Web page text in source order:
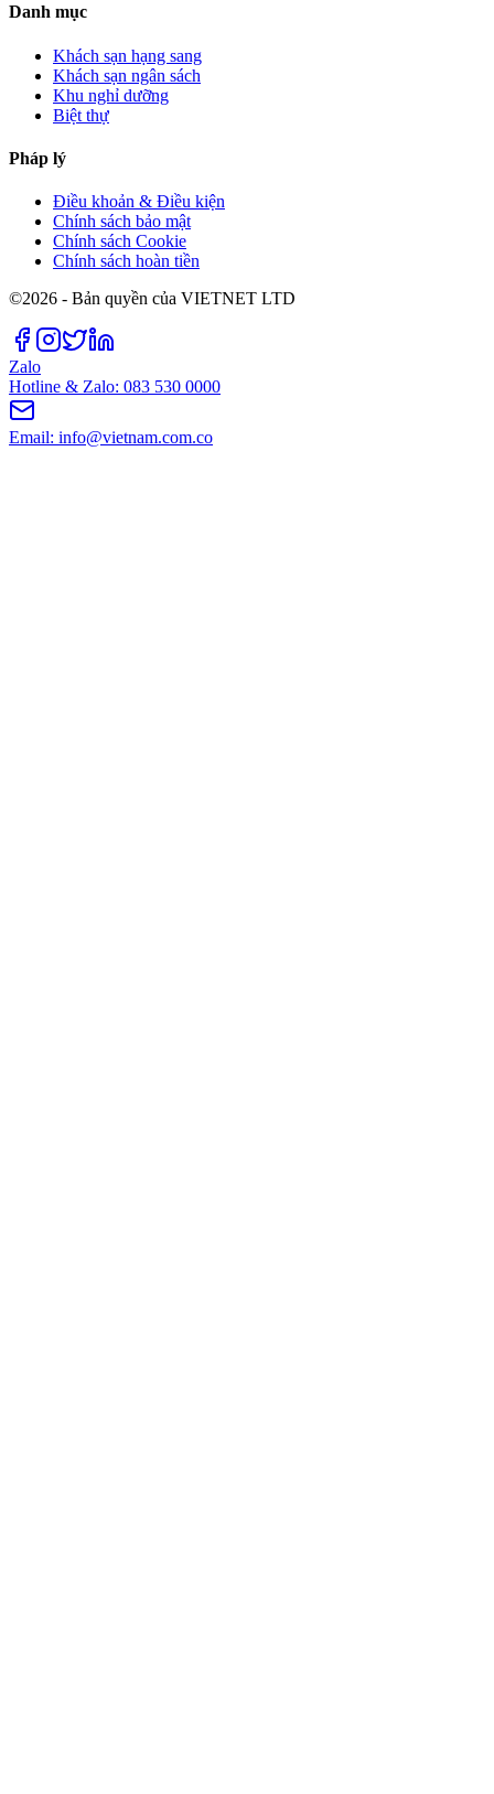
Danh mục
Khách sạn hạng sang
Khách sạn ngân sách
Khu nghỉ dưỡng
Biệt thự
Pháp lý
Điều khoản & Điều kiện
Chính sách bảo mật
Chính sách Cookie
Chính sách hoàn tiền
©2026 - Bản quyền của VIETNET LTD
Zalo
Hotline & Zalo: 083 530 0000
Email: info@vietnam.com.co